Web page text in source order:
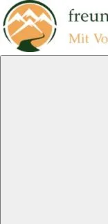
Zum
Inhalt
springen